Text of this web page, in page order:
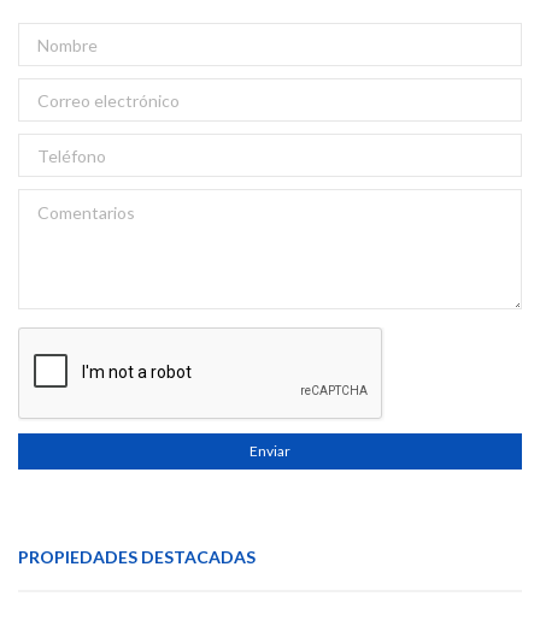
Enviar
PROPIEDADES DESTACADAS